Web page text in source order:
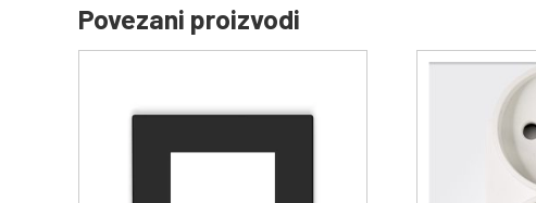
Povezani proizvodi